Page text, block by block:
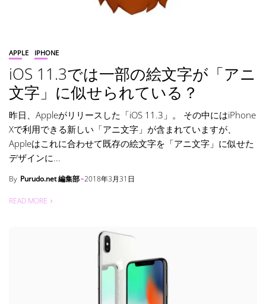
APPLE IPHONE
iOS 11.3では一部の絵文字が「アニ
文字」に似せられている？
昨日、Appleがリリースした「iOS 11.3」。 その中にはiPhone
Xで利用できる新しい「アニ文字」が含まれていますが、
Appleはこれに合わせて既存の絵文字を「アニ文字」に似せた
デザインに...
By Purudo.net 編集部 2018年3月31日
READ MORE